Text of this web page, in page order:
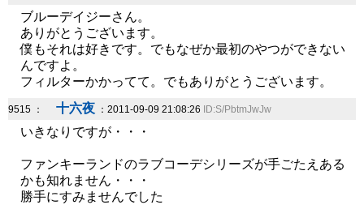
ブルーデイジーさん。
ありがとうございます。
僕もそれは好きです。でもなぜか最初のやつができない
んですよ。
フィルターかかってて。でもありがとうございます。
9515 ： 十六夜 ：2011-09-09 21:08:26 ID:S/PbtmJwJw
いきなりですが・・・
ファンキーランドのラブコーデシリーズが手ごたえある
かも知れません・・・
勝手にすみませんでした